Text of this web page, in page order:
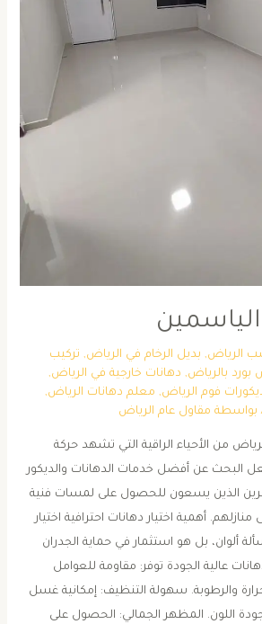
الرياض, بديل الرخام في الرياض, تركيب
بالرياض, دهانات خارجية في الرياض,
فوم الرياض, معلم دهانات الرياض,
بواسطة مقاول عام الرياض
من الأحياء الراقية التي تشهد حركة
البحث عن أفضل خدمات الدهانات والديكور
الذين يسعون للحصول على لمسات فنية
​أهمية اختيار دهانات احترافية ​اختيار
ألوان، بل هو استثمار في حماية الجدران
عالية الجودة توفر: ​مقاومة للعوامل
والرطوبة. ​سهولة التنظيف: إمكانية غسل
جودة اللون. ​المظهر الجمالي: الحصول على